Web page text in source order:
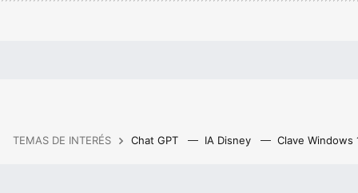
TEMAS DE INTERÉS Chat GPT IA Disney Clave Windows